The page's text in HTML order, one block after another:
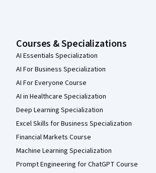
Courses & Specializations
AI Essentials Specialization
AI For Business Specialization
AI For Everyone Course
AI in Healthcare Specialization
Deep Learning Specialization
Excel Skills for Business Specialization
Financial Markets Course
Machine Learning Specialization
Prompt Engineering for ChatGPT Course